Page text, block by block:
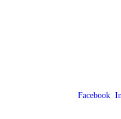
Facebook